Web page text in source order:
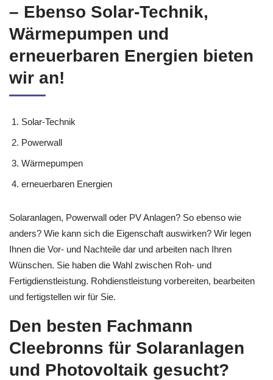
– Ebenso Solar-Technik,
Wärmepumpen und
erneuerbaren Energien bieten
wir an!
Solar-Technik
Powerwall
Wärmepumpen
erneuerbaren Energien
Solaranlagen, Powerwall oder PV Anlagen? So ebenso wie
anders? Wie kann sich die Eigenschaft auswirken? Wir legen
Ihnen die Vor- und Nachteile dar und arbeiten nach Ihren
Wünschen. Sie haben die Wahl zwischen Roh- und
Fertigdienstleistung. Rohdienstleistung vorbereiten, bearbeiten
und fertigstellen wir für Sie.
Den besten Fachmann
Cleebronns für Solaranlagen
und Photovoltaik gesucht?